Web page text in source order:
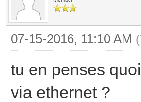
07-15-2016, 11:10 AM
tu en penses
via ethernet ?